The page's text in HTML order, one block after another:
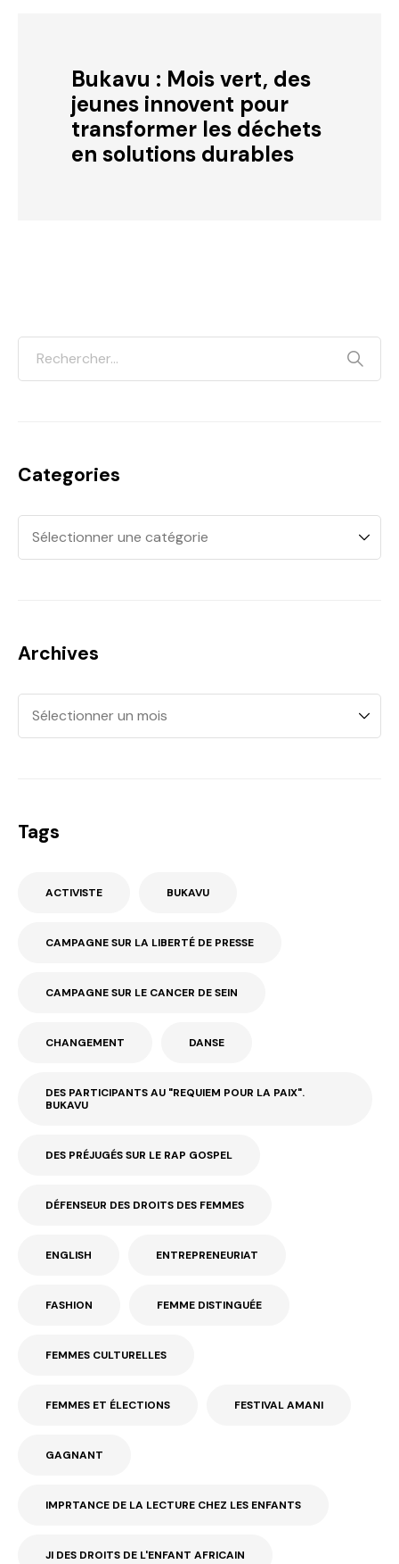
Bukavu : Mois vert, des
jeunes innovent pour
transformer les déchets
en solutions durables
Categories
Archives
Tags
ACTIVISTE BUKAVU
CAMPAGNE SUR LA LIBERTÉ DE PRESSE
CAMPAGNE SUR LE CANCER DE SEIN
CHANGEMENT DANSE
DES PARTICIPANTS AU "REQUIEM POUR LA PAIX".
BUKAVU
DES PRÉJUGÉS SUR LE RAP GOSPEL
DÉFENSEUR DES DROITS DES FEMMES
ENGLISH ENTREPRENEURIAT
FASHION FEMME DISTINGUÉE
FEMMES CULTURELLES
FEMMES ET ÉLECTIONS FESTIVAL AMANI
GAGNANT
IMPRTANCE DE LA LECTURE CHEZ LES ENFANTS
JI DES DROITS DE L'ENFANT AFRICAIN